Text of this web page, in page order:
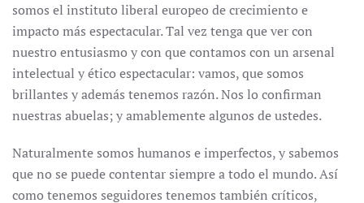
somos el instituto liberal europeo de crecimiento e
impacto más espectacular. Tal vez tenga que ver con
nuestro entusiasmo y con que contamos con un arsenal
intelectual y ético espectacular: vamos, que somos
brillantes y además tenemos razón. Nos lo confirman
nuestras abuelas; y amablemente algunos de ustedes.
Naturalmente somos humanos e imperfectos, y sabemos
que no se puede contentar siempre a todo el mundo. Así
como tenemos seguidores tenemos también críticos,